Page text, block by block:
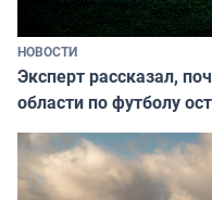
НОВОСТИ
Эксперт рассказал,
области по футболу